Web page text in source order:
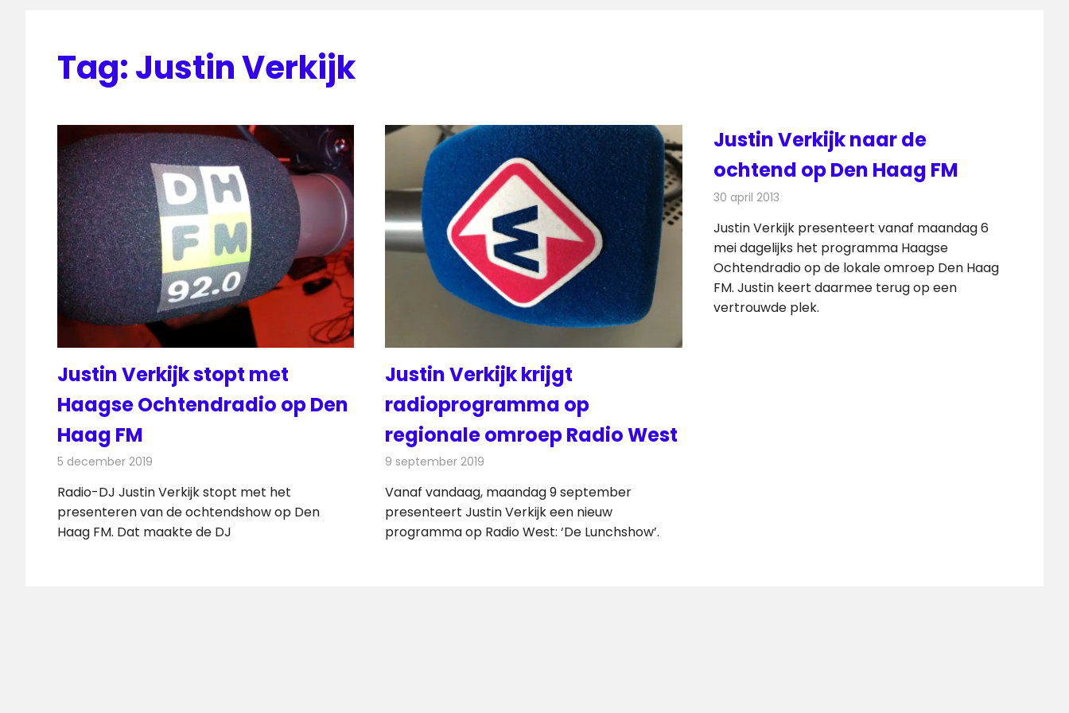
Tag:Justin Verkijk
Justin Verkijk stopt met
Haagse Ochtendradio op Den
Haag FM
5 december 2019
Radio-DJ Justin Verkijk stopt met het
presenteren van de ochtendshow op Den
Haag FM. Dat maakte de DJ
Justin Verkijk krijgt
radioprogramma op
regionale omroep Radio West
9 september 2019
Vanaf vandaag, maandag 9 september
presenteert Justin Verkijk een nieuw
programma op Radio West: ‘De Lunchshow’.
Justin Verkijk naar de
ochtend op Den Haag FM
30 april 2013
Justin Verkijk presenteert vanaf maandag 6
mei dagelijks het programma Haagse
Ochtendradio op de lokale omroep Den Haag
FM. Justin keert daarmee terug op een
vertrouwde plek.